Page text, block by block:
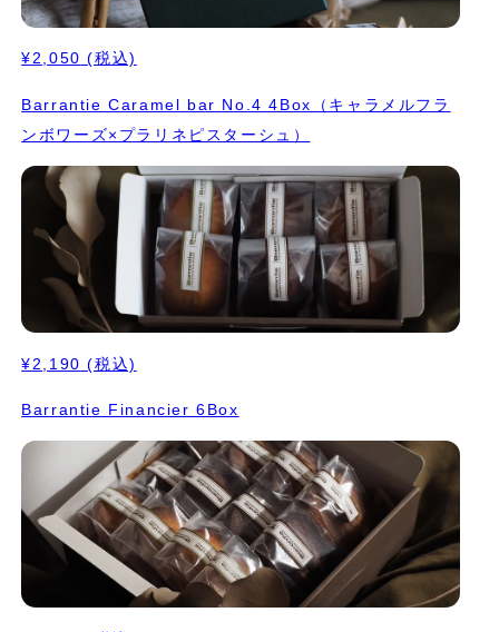
¥2,050 (税込)
Barrantie Caramel bar No.4 4Box（キャラメルフラ
ンボワーズ×プラリネピスターシュ）
¥2,190 (税込)
Barrantie Financier 6Box